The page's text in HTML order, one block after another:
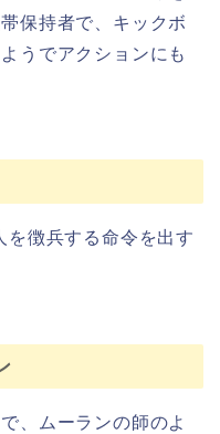
保持者で、キックボ
うでアクションにも
を徴兵する命令を出す
、ムーランの師のよ